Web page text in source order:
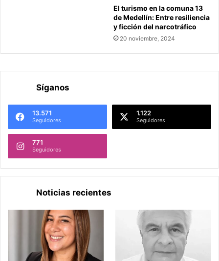
El turismo en la comuna 13
de Medellín: Entre resiliencia
y ficción del narcotráfico
20 noviembre, 2024
Síganos
13.571
Seguidores
1.122
Seguidores
771
Seguidores
Noticias recientes